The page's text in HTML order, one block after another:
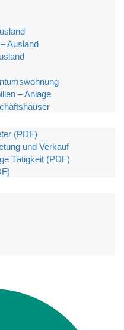
Ausland
– Anlage
(PDF)
und Verkauf
Tätigkeit (PDF)